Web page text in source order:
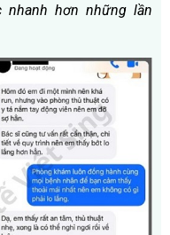
hơn những lần